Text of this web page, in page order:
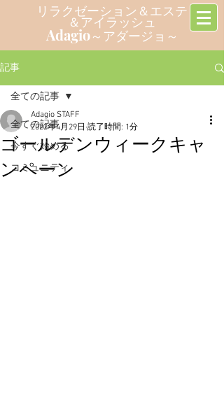
リラクゼーション＆エステ
＆アイラッシュ
Adagio～アダージョ～
記事
全ての記事
今すぐ始める
コミュニティ
全ての記事
ゴールデンウィークキャ
ンペーン
Adagio STAFF
2022年4月29日 読了時間: 1分